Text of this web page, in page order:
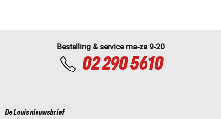
Bestelling & service ma-za 9-20
02 290 5610
De Louis nieuwsbrief